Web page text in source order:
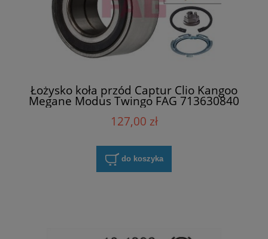
Łożysko koła przód Captur Clio Kangoo
Megane Modus Twingo FAG 713630840
127,00 zł
do koszyka